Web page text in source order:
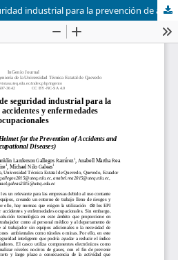
Casco inteligente de seguridad industrial para la prevención de accidentes y enfermedades ocupacionales